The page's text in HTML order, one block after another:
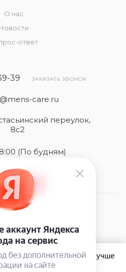
О нас
ответ
39 ЗАКАЗАТЬ ЗВОНОК
care.ru
переулок,
8с2
(По будням)
- интернет-магазин
чтобы сайт работал лучше